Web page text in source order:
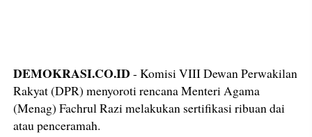
DEMOKRASI.CO.ID - Komisi VIII Dewan Perwakilan
Rakyat (DPR) menyoroti rencana Menteri Agama
(Menag) Fachrul Razi melakukan sertifikasi ribuan dai
atau penceramah.